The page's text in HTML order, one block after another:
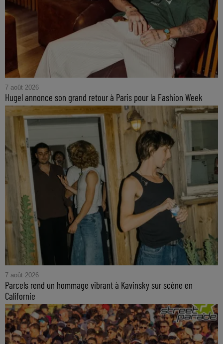
7 août 2026
Hugel annonce son grand retour à Paris pour la Fashion Week
7 août 2026
Parcels rend un hommage vibrant à Kavinsky sur scène en
Californie